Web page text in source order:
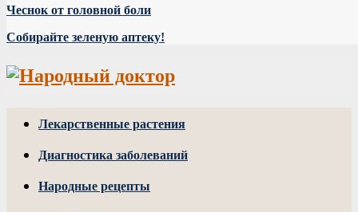
Чеснок от головной боли
Собирайте зеленую аптеку!
Лекарственные растения
Диагностика заболеваний
Народные рецепты